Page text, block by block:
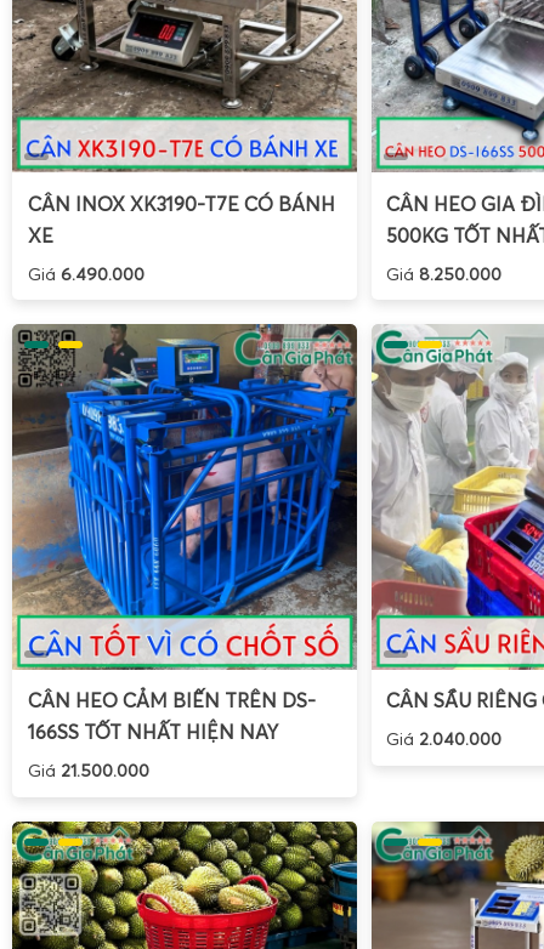
Cân điện tử cân gà vịt ở Gia Phát kết nối tốt với
in bill từ xa, hoặc hiện số trên màn hình LED lớn
Cân điện tử cân gà vịt của Gia Phát không chỉ dừng lại ở
thường mà còn được tích hợp công nghệ hiện đại cho
với điện thoại thông minh. Điều này trở thành một lợi thế
số liệu và tiện lợi khi cân hơn.
CÂN INOX XK3190-T7E CÓ BÁNH
XE
Giá 6.490.000
CÂN HEO GIA
500KG TỐT
Giá 8.250.000
CÂN HEO CẢM BIẾN TRÊN DS-
166SS TỐT NHẤT HIỆN NAY
Giá 21.500.000
CÂN SẦU
Giá 2.040.000